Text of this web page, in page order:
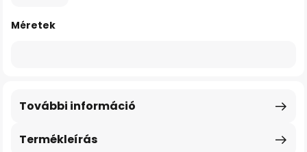
Méretek
Termékleírás
További információ